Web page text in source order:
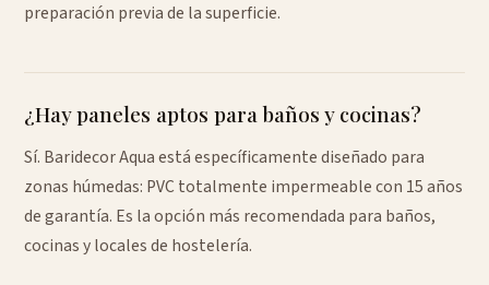
preparación previa de la superficie.
¿Hay paneles aptos para baños y cocinas?
Sí. Baridecor Aqua está específicamente diseñado para
zonas húmedas: PVC totalmente impermeable con 15 años
de garantía. Es la opción más recomendada para baños,
cocinas y locales de hostelería.